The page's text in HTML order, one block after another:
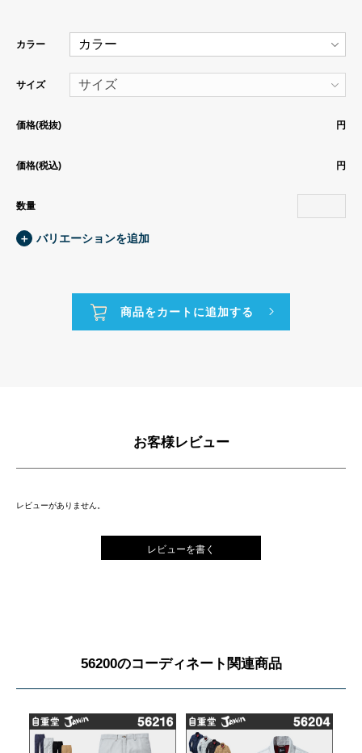
カラー
サイズ
価格(税抜) 円
価格(税込) 円
数量
＋ バリエーションを追加
お客様レビュー
レビューがありません。
レビューを書く
56200のコーディネート関連商品